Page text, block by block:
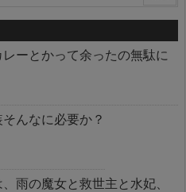
レーとかって余ったの無駄に
そんなに必要か？
、雨の魔女と救世主と水妃、